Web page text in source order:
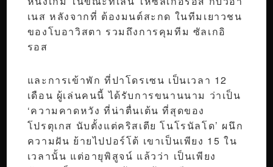
เนส หลังจากที่ ต้องมนต์สะกด ในทีมเยาวชน
ของโบอาวิสตา รวมถึงการคุมทีม ซัลเกอิ
รอส
และการเข้าพัก ที่ปาโดรเซน เป็นเวลา 12
เดือน ผู้เล่นคนนี้ ได้รับการขนานนาม ว่าเป็น
‘ความคาดหวัง ที่น่าตื่นเต้น ที่สุดของ
โปรตุเกส นับตั้งแต่คริสเตีย โนโรนัลโด’ ผนึก
ความฝัน ย้ายไปปอร์โต้ เขาเป็นเพียง 15 ใน
เวลานั้น แต่อายุพิสูจน์ แล้วว่า เป็นเพียง